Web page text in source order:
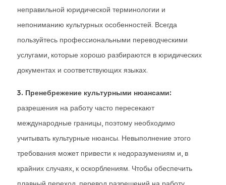
неправильной юридической терминологии и
непониманию культурных особенностей. Всегда
пользуйтесь профессиональными переводческими
услугами, которые хорошо разбираются в юридических
документах и соответствующих языках.
3. Пренебрежение культурными нюансами:
разрешения на работу часто пересекают
международные границы, поэтому необходимо
учитывать культурные нюансы. Невыполнение этого
требования может привести к недоразумениям и, в
крайних случаях, к оскорблениям. Чтобы обеспечить